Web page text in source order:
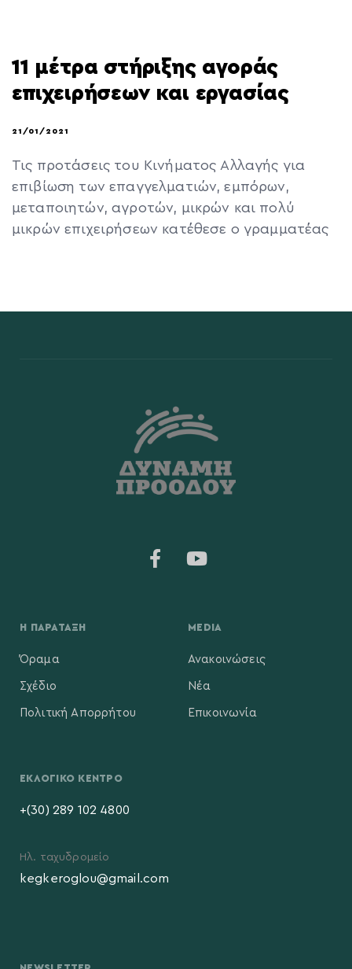
11 μέτρα στήριξης αγοράς
επιχειρήσεων και εργασίας
21/01/2021
Τις προτάσεις του Κινήματος Αλλαγής για
επιβίωση των επαγγελματιών, εμπόρων,
μεταποιητών, αγροτών, μικρών και πολύ
μικρών επιχειρήσεων κατέθεσε ο γραμματέας
Η ΠΑΡΆΤΑΞΗ
Όραμα
Σχέδιο
Πολιτική Απορρήτου
MEDIA
Ανακοινώσεις
Νέα
Επικοινωνία
ΕΚΛΟΓΙΚΌ ΚΈΝΤΡΟ
+(30) 289 102 4800
Ηλ. ταχυδρομείο
kegkeroglou@gmail.com